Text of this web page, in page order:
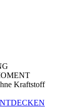
Kraftstoff